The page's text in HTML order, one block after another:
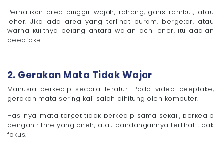
Perhatikan area pinggir wajah, rahang, garis rambut, atau
leher. Jika ada area yang terlihat buram, bergetar, atau
warna kulitnya belang antara wajah dan leher, itu adalah
deepfake.
2. Gerakan Mata Tidak Wajar
Manusia berkedip secara teratur. Pada video deepfake,
gerakan mata sering kali salah dihitung oleh komputer.
Hasilnya, mata target tidak berkedip sama sekali, berkedip
dengan ritme yang aneh, atau pandangannya terlihat tidak
fokus.